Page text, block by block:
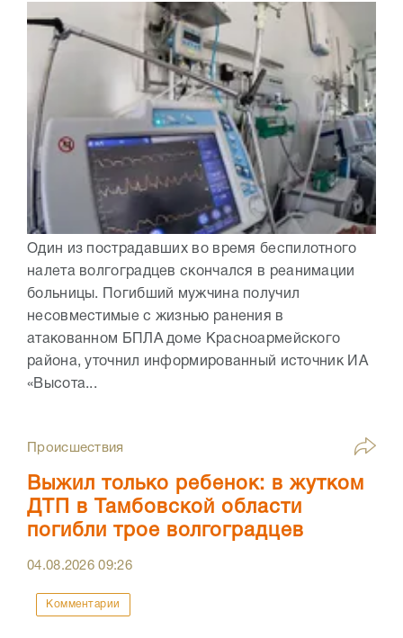
Один из пострадавших во время беспилотного
налета волгоградцев скончался в реанимации
больницы. Погибший мужчина получил
несовместимые с жизнью ранения в
атакованном БПЛА доме Красноармейского
района, уточнил информированный источник ИА
«Высота...
Происшествия
Выжил только ребенок: в жутком
ДТП в Тамбовской области
погибли трое волгоградцев
04.08.202609:26
Комментарии